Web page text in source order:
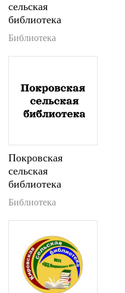
сельская
библиотека
Библиотека
Покровская
сельская
библиотека
Библиотека